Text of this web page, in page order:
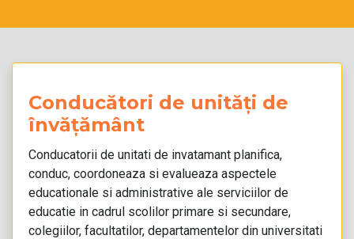
Conducători de unități de
învățământ
Conducatorii de unitati de invatamant planifica,
conduc, coordoneaza si evalueaza aspectele
educationale si administrative ale serviciilor de
educatie in cadrul scolilor primare si secundare,
colegiilor, facultatilor, departamentelor din universitati